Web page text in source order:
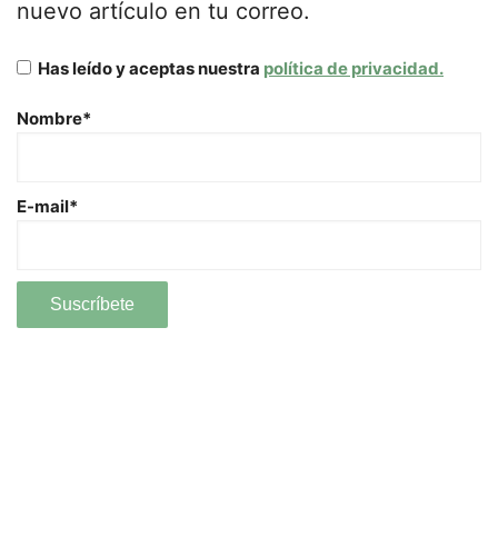
nuevo artículo en tu correo.
Has leído y aceptas nuestra política de privacidad.
Nombre*
E-mail*